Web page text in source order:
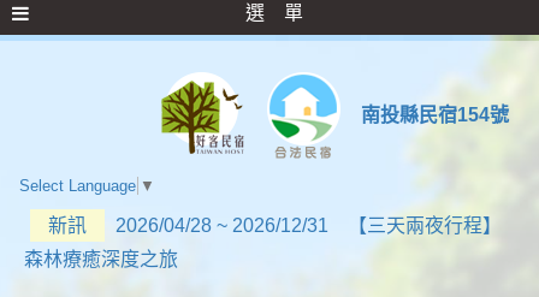
選 單
南投縣民宿154號
Select Language ▼
新訊
2026/04/28 ~ 2026/12/31 【三天兩夜行程】
森林療癒深度之旅